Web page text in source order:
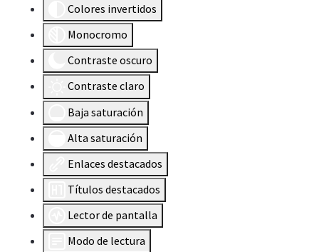
Colores invertidos
Monocromo
Contraste oscuro
Contraste claro
Baja saturación
Alta saturación
Enlaces destacados
Títulos destacados
Lector de pantalla
Modo de lectura